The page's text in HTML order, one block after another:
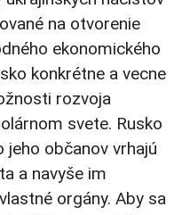
na otvorenie
ekonomického
konkrétne a vecne
rozvoja
svete. Rusko
jeho občanov vrhajú
a navyše im
orgány. Aby sa